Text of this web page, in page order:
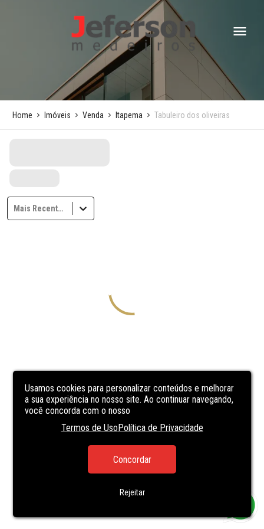
Usamos cookies para personalizar conteúdos e melhorar
a sua experiência no nosso site. Ao continuar navegando,
você concorda com o nosso
Termos de UsoPolítica de Privacidade
Concordar
Rejeitar
Home Imóveis Venda Itapema Tabuleiro dos oliveiras
Mais Recentes